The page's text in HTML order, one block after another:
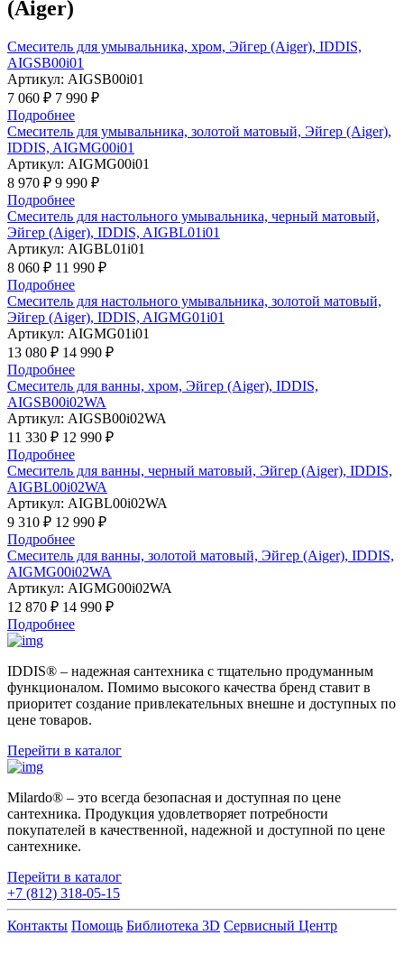
(Aiger)
Cмеситель для умывальника, хром, Эйгер (Aiger), IDDIS,
AIGSB00i01
Артикул: AIGSB00i01
7 060 ₽ 7 990 ₽
Подробнее
Cмеситель для умывальника, золотой матовый, Эйгер (Aiger),
IDDIS, AIGMG00i01
Артикул: AIGMG00i01
8 970 ₽ 9 990 ₽
Подробнее
Cмеситель для настольного умывальника, черный матовый,
Эйгер (Aiger), IDDIS, AIGBL01i01
Артикул: AIGBL01i01
8 060 ₽ 11 990 ₽
Подробнее
Cмеситель для настольного умывальника, золотой матовый,
Эйгер (Aiger), IDDIS, AIGMG01i01
Артикул: AIGMG01i01
13 080 ₽ 14 990 ₽
Подробнее
Смеситель для ванны, хром, Эйгер (Aiger), IDDIS,
AIGSB00i02WA
Артикул: AIGSB00i02WA
11 330 ₽ 12 990 ₽
Подробнее
Смеситель для ванны, черный матовый, Эйгер (Aiger), IDDIS,
AIGBL00i02WA
Артикул: AIGBL00i02WA
9 310 ₽ 12 990 ₽
Подробнее
Смеситель для ванны, золотой матовый, Эйгер (Aiger), IDDIS,
AIGMG00i02WA
Артикул: AIGMG00i02WA
12 870 ₽ 14 990 ₽
Подробнее
IDDIS® – надежная сантехника с тщательно продуманным
функционалом. Помимо высокого качества бренд ставит в
приоритет создание привлекательных внешне и доступных по
цене товаров.
Перейти в каталог
Milardo® – это всегда безопасная и доступная по цене
сантехника. Продукция удовлетворяет потребности
покупателей в качественной, надежной и доступной по цене
сантехнике.
Перейти в каталог
+7 (812) 318-05-15
Контакты Помощь Библиотека 3D Сервисный Центр